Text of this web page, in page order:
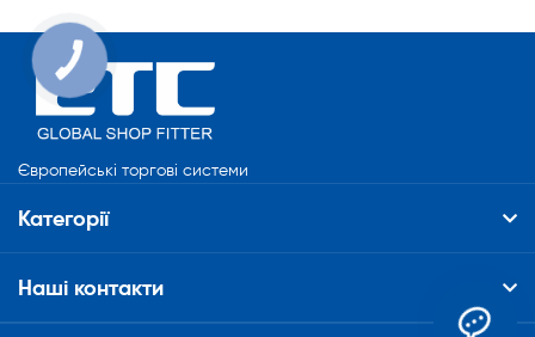
Європейські торгові системи
Категорії
Наші контакти
КНОПКА
СВЯЗИ